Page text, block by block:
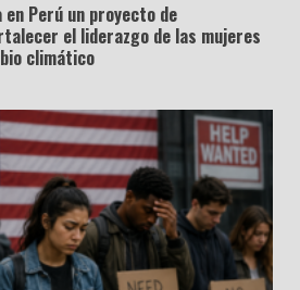
en Perú un proyecto de
el liderazgo de las mujeres
climático